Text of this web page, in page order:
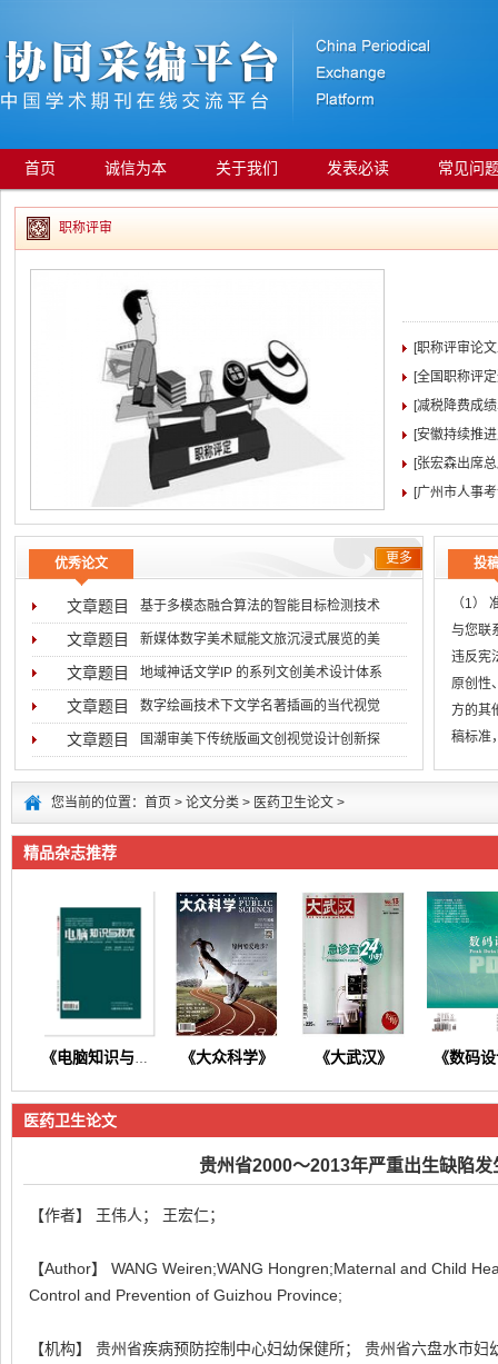
首页 诚信为本 关于我们 发表必读 常见问
职称评审
[职称评审论
[全国职称评
[减税降费成
[安徽持续推
[张宏森出席
[广州市人事
优秀论文 更多
基于多模态融合算法的智能目标检测技术
文章题目
新媒体数字美术赋能文旅沉浸式展览的美
文章题目
地域神话文学IP 的系列文创美术设计体系
文章题目
数字绘画技术下文学名著插画的当代视觉
文章题目
国潮审美下传统版画文创视觉设计创新探
文章题目
投
（1）
与您联
违反宪
原创性
方的其
稿标准
您当前的位置： 首页 > 论文分类 > 医药卫生论文 >
精品杂志推荐
《电脑知识与技术》 《大众科学》 《大武汉》 《数码
医药卫生论文
贵州省2000～2013年严重出生缺陷
【作者】 王伟人； 王宏仁；
【Author】 WANG Weiren;WANG Hongren;Maternal and Child
Control and Prevention of Guizhou Province;
【机构】 贵州省疾病预防控制中心妇幼保健所； 贵州省六盘水市